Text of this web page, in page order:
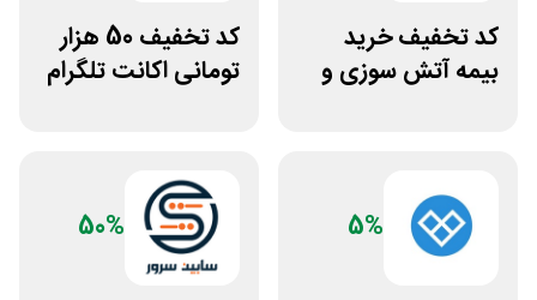
کد تخفیف خرید
بیمه آتش سوزی و
کد تخفیف 50 هزار
تومانی اکانت تلگرام
5%
50%